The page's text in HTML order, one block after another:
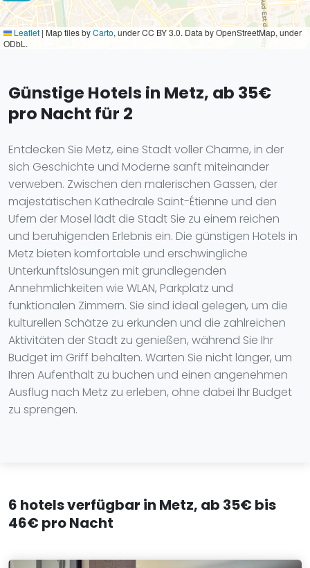
Leaflet | Map tiles byCarto, under CC BY 3.0. Data by OpenStreetMap, under
ODbL.
Günstige Hotels in Metz, ab 35€
pro Nacht für 2
Entdecken Sie Metz, eine Stadt voller Charme, in der
sich Geschichte und Moderne sanft miteinander
verweben. Zwischen den malerischen Gassen, der
majestätischen Kathedrale Saint-Étienne und den
Ufern der Mosel lädt die Stadt Sie zu einem reichen
und beruhigenden Erlebnis ein. Die günstigen Hotels in
Metz bieten komfortable und erschwingliche
Unterkunftslösungen mit grundlegenden
Annehmlichkeiten wie WLAN, Parkplatz und
funktionalen Zimmern. Sie sind ideal gelegen, um die
kulturellen Schätze zu erkunden und die zahlreichen
Aktivitäten der Stadt zu genießen, während Sie Ihr
Budget im Griff behalten. Warten Sie nicht länger, um
Ihren Aufenthalt zu buchen und einen angenehmen
Ausflug nach Metz zu erleben, ohne dabei Ihr Budget
zu sprengen.
6 hotels verfügbar in Metz, ab 35€ bis
46€ pro Nacht